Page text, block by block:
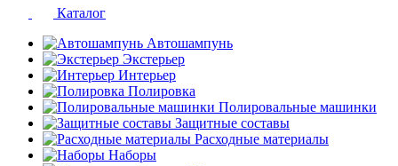
Каталог
Автошампунь
Экстерьер
Интерьер
Полировка
Полировальные машинки
Защитные составы
Расходные материалы
Наборы